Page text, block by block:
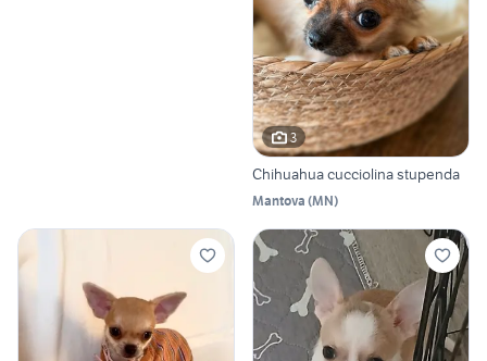
3
Chihuahua cucciolina stupenda
Mantova (MN)